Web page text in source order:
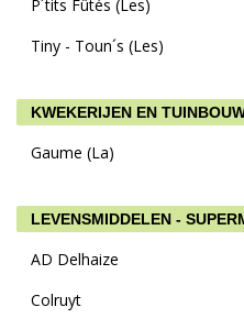
P´tits Fûtés (Les)
Tiny - Toun´s (Les)
KWEKERIJEN EN
Gaume (La)
LEVENSMIDDELEN -
AD Delhaize
Colruyt